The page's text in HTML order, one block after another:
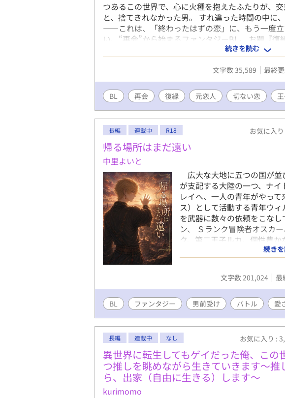
つあるこの世界で、心に火種を抱えたふたりが、
と、捨てきれなかった男。 すれ違った時間の中に
――これは、「終わったはずの恋」に、もう一度
い、“再会”から始まるファンタジーBL。 お題『
は冒険者/身を引いた形』設定担当AI /チャッピー AI
続きを読む
文字数 35,589 最終
BL 再会 復縁 元恋人 切ない恋
長編 連載中 R18 お気に入
帰る場所はまだ遠い
中里よいと
広大な大地に五つの国が
が支配する大陸の一つ、ナ
レイへ、一人の青年がやっ
ス）として活動する青年ウ
を武器に数々の依頼をこな
ン、 Ｓランク冒険者オスカ
ク、第二王子ルカ、個性豊
日々の中で絆を築いていく
しない過去と果たすべき目
に王都を狙う闇と対峙して
青年と、彼を取り巻く人々
ればならない。 彼が最後
帰る場所はまだ遠い。 バト
です。
続き
文字数 201,024 最
BL ファンタジー 男前受け バトル 愛
長編 連載中 なし お気に入り :
異世界に転生してもゲイだった俺、この
つ推しを眺めながら生きていきます～推
ら、出家（自由に生きる）します～
kurimomo